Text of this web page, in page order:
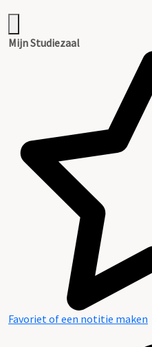
Mijn Studiezaal
Favoriet of een notitie maken